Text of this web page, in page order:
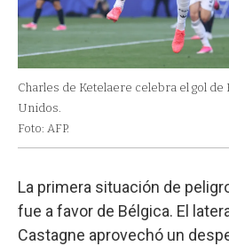
Charles de Ketelaere celebra el gol de
Unidos.
Foto: AFP.
La primera situación de
fue a favor de Bélgica. El
Castagne aprovechó un